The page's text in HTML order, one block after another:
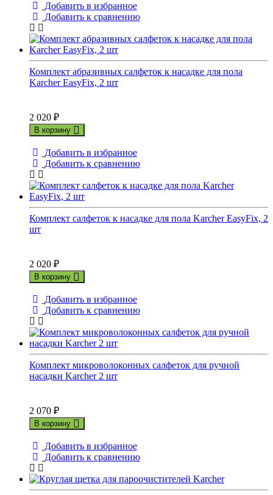
Добавить в избранное
Добавить к сравнению
Комплект абразивных салфеток к насадке для пола
Karcher EasyFix, 2 шт
2 020 ₽
В корзину
Добавить в избранное
Добавить к сравнению
Комплект салфеток к насадке для пола Karcher EasyFix, 2
шт
2 020 ₽
В корзину
Добавить в избранное
Добавить к сравнению
Комплект микроволоконных салфеток для ручной
насадки Karcher 2 шт
2 070 ₽
В корзину
Добавить в избранное
Добавить к сравнению